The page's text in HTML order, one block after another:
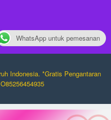
Indonesia. *Gratis Pengantaran
WhatsApp untuk pemesanan